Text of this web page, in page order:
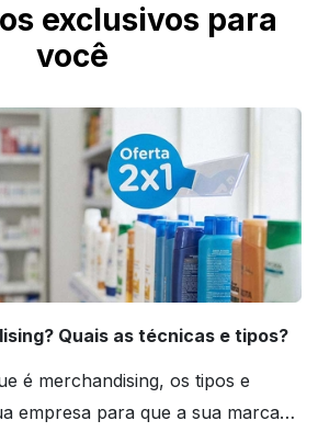
exclusivos para
você
Quais as técnicas e tipos?
é merchandising, os tipos e
empresa para que a sua marca